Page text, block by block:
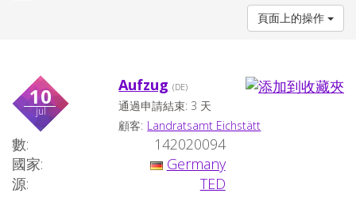
頁面上的操作
10
jul
Aufzug (DE)
通過申請結束: 3 天
顧客: Landratsamt Eichstätt
數:
142020094
國家:
Germany
源:
TED